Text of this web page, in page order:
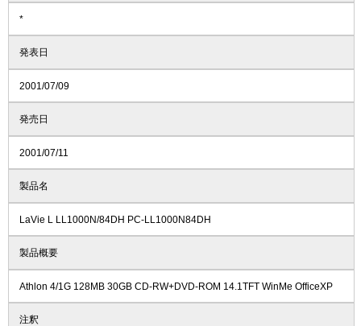
*
発表日
2001/07/09
発売日
2001/07/11
製品名
LaVie L LL1000N/84DH PC-LL1000N84DH
製品概要
Athlon 4/1G 128MB 30GB CD-RW+DVD-ROM 14.1TFT WinMe OfficeXP
注釈